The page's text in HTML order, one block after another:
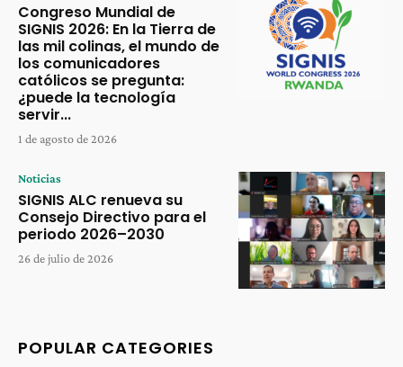
Congreso Mundial de
SIGNIS 2026: En la Tierra de
las mil colinas, el mundo de
los comunicadores
católicos se pregunta:
¿puede la tecnología
servir...
1 de agosto de 2026
Noticias
SIGNIS ALC renueva su
Consejo Directivo para el
periodo 2026–2030
26 de julio de 2026
POPULAR CATEGORIES